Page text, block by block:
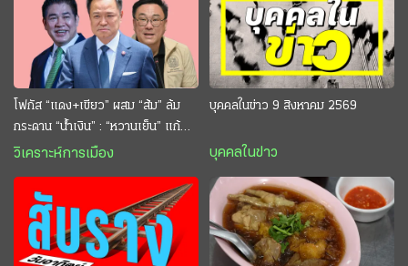
โฟกัส “แดง+เขียว” ผสม “ส้ม” ล้ม
กระดาน “นํ้าเงิน” : “หวานเย็น” แก้
กระหาย “อนุทิน” ดักตีกินสบาย
วิเคราะห์การเมือง
บุคคลในข่าว 9 สิงหาคม 2569
บุคคลในข่าว